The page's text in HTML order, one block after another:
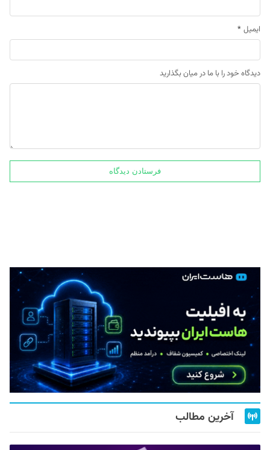
ایمیل *
دیدگاه خود را با ما در میان بگذارید
آخرین مطالب